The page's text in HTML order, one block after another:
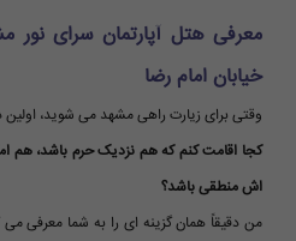
معرفی هتل آپارتمان سرای نور
خیابان امام رضا
وقتی برای زیارت راهی مشهد می شوید،
کجا اقامت کنم که هم نزدیک حرم باشد، هم
اش منطقی باشد؟
من دقیقاً همان گزینه ای را به شما معرفی می